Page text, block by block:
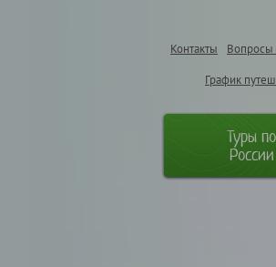
Вопросы
Контакты
График
Туры по
России